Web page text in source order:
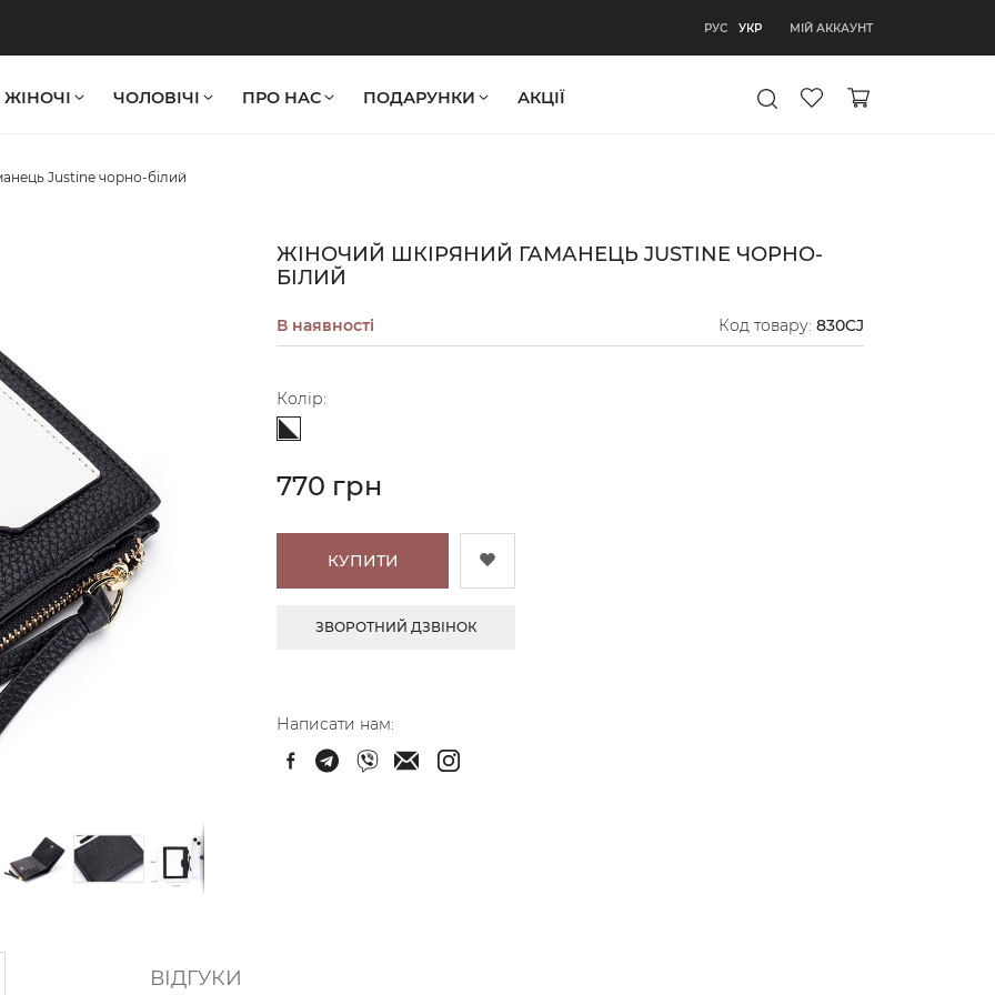
РУС УКР МІЙ АККАУНТ
ЖІНОЧІ ЧОЛОВІЧІ АКЦІЇ
ПРО НАС ПОДАРУНКИ
Justine чорно-білий
ЖІНОЧИЙ ШКІРЯНИЙ ГАМАНЕЦЬ JUSTINE ЧОРНО-
БІЛИЙ
В наявності Код товару: 830CJ
Колір:
770 грн
КУПИТИ
ЗВОРОТНИЙ ДЗВІНОК
Написати нам:
ВІДГУКИ